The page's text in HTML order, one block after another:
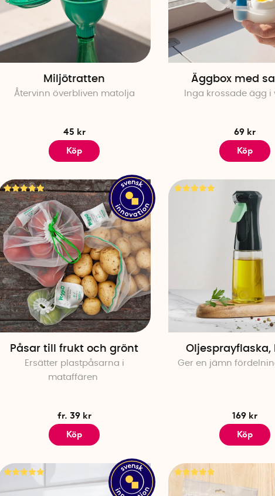
Miljötratten
Återvinn överbliven matolja
45 kr
Köp
Äggbox med
Inga krossade ägg i
69 kr
Köp
Påsar till frukt och grönt
Ersätter plastpåsarna i
mataffären
fr. 39 kr
Köp
Oljesprayflaska,
Ger en jämn
169 kr
Köp